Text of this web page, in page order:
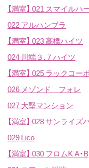
【満室】 021 スマイルハ
022 アルハンブラ
【満室】 023 高橋ハイツ
024 川端３.７ハイツ
【満室】 025 ラックコー
026 メゾンド フォレ
027 大堅マンション
【満室】 028 サンライズ
029 Lico
【満室】 030 フロムK A・B